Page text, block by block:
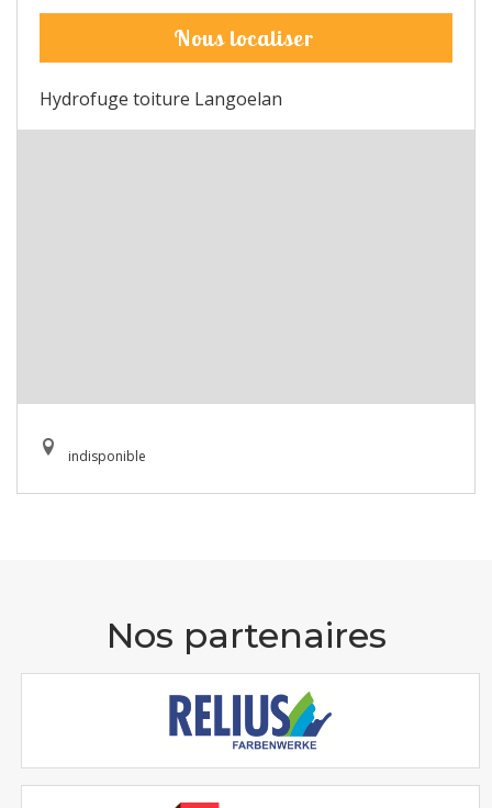
Nous localiser
Hydrofuge toiture Langoelan
indisponible
Nos partenaires